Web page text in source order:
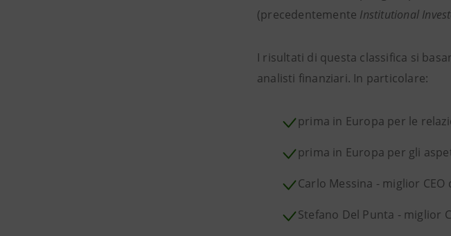
(precedentemente Institutional
I risultati di questa classifica si
analisti finanziari. In particolare:
prima in Europa per le
prima in Europa per gli
Carlo Messina - miglior
Stefano Del Punta - miglior